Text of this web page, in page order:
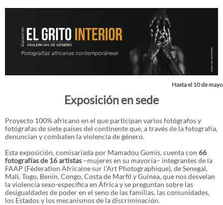
Hasta el 10 de mayo
Exposición en sede
Proyecto 100% africano en el que participan varios fotógrafos y
fotógrafas de siete países del continente que, a través de la fotografía,
denuncian y combaten la violencia de género.
Esta exposición, comisariada por Mamadou Gomis, cuenta con 66
fotografías de 16 artistas –mujeres en su mayoría– integrantes de la
FAAP (Féderation Africaine sur l'Art Photographique), de Senegal,
Mali, Togo, Benín, Congo, Costa de Marfil y Guinea, que nos desvelan
la violencia sexo-específica en África y se preguntan sobre las
desigualdades de poder en el seno de las familias, las comunidades,
los Estados y los mecanismos de la discriminación.